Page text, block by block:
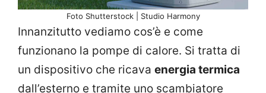
Foto Shutterstock | Studio Harmony
Innanzitutto vediamo cos’è e come
funzionano la pompe di calore. Si tratta di
un dispositivo che ricava energia termica
dall’esterno e tramite uno scambiatore